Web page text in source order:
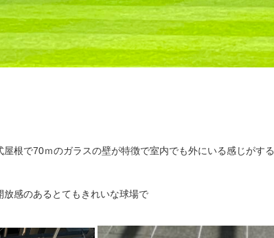
根で70ｍのガラスの壁が特徴で室内でも外にいる感じがする
感のあるとてもきれいな球場で